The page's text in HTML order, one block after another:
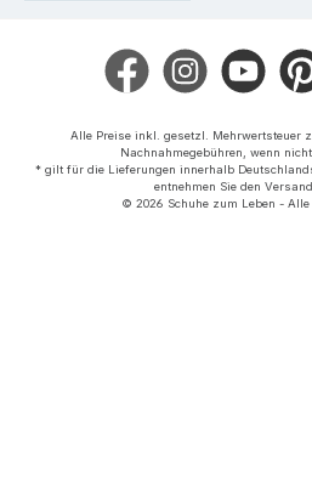
Facebook Instagram YouTube
Alle Preise inkl. gesetzl. Mehrwertsteuer
Nachnahmegebühren, wenn
* gilt für die Lieferungen innerhalb
entnehmen Sie den
© 2026 Schuhe zum Leben - Alle